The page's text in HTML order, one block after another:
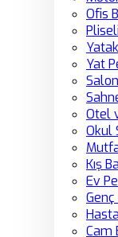
Ofis
Yat
Otel
Okul
Kış
Ev
Genç
Cam